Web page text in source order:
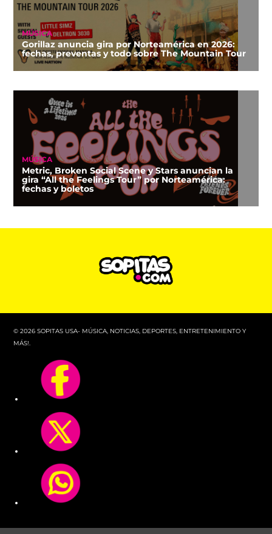
MÚSICA
Gorillaz anuncia gira por Norteamérica en 2026:
fechas, preventas y todo sobre The Mountain Tour
MÚSICA
Metric, Broken Social Scene y Stars anuncian la
gira “All the Feelings Tour” por Norteamérica:
fechas y boletos
© 2026 SOPITAS USA- MÚSICA, NOTICIAS, DEPORTES, ENTRETENIMIENTO Y
MÁS!.